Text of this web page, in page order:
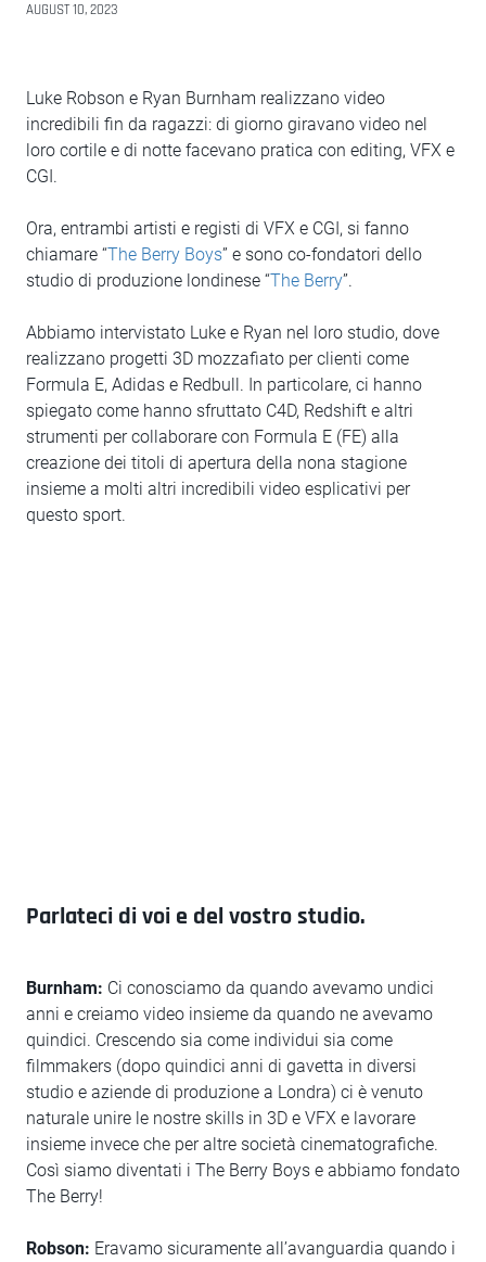
AUGUST 10, 2023
Luke Robson e Ryan Burnham realizzano video
incredibili fin da ragazzi: di giorno giravano video nel
loro cortile e di notte facevano pratica con editing, VFX e
CGI.
Ora, entrambi artisti e registi di VFX e CGI, si fanno
chiamare “The Berry Boys” e sono co-fondatori dello
studio di produzione londinese “The Berry”.
Abbiamo intervistato Luke e Ryan nel loro studio, dove
realizzano progetti 3D mozzafiato per clienti come
Formula E, Adidas e Redbull. In particolare, ci hanno
spiegato come hanno sfruttato C4D, Redshift e altri
strumenti per collaborare con Formula E (FE) alla
creazione dei titoli di apertura della nona stagione
insieme a molti altri incredibili video esplicativi per
questo sport.
Parlateci di voi e del vostro studio.
Burnham: Ci conosciamo da quando avevamo undici
anni e creiamo video insieme da quando ne avevamo
quindici. Crescendo sia come individui sia come
filmmakers (dopo quindici anni di gavetta in diversi
studio e aziende di produzione a Londra) ci è venuto
naturale unire le nostre skills in 3D e VFX e lavorare
insieme invece che per altre società cinematografiche.
Così siamo diventati i The Berry Boys e abbiamo fondato
The Berry!
Robson: Eravamo sicuramente all’avanguardia quando i